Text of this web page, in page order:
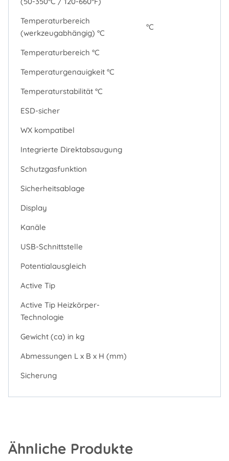
Temperaturbereich
(werkzeugabhängig) °C
°C
Temperaturbereich °C
Temperaturgenauigkeit °C
Temperaturstabilität °C
ESD-sicher
WX kompatibel
Integrierte Direktabsaugung
Schutzgasfunktion
Sicherheitsablage
Display
Kanäle
USB-Schnittstelle
Potentialausgleich
Active Tip
Active Tip Heizkörper-
Technologie
Gewicht (ca) in kg
Abmessungen L x B x H (mm)
Sicherung
Ähnliche Produkte